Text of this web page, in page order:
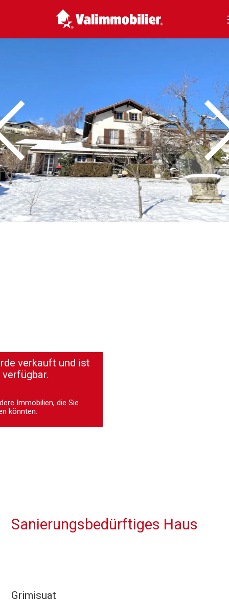
verkauft und ist
Immobilien, die Sie
könnten.
Sanierungsbedürftiges Haus
Grimisuat